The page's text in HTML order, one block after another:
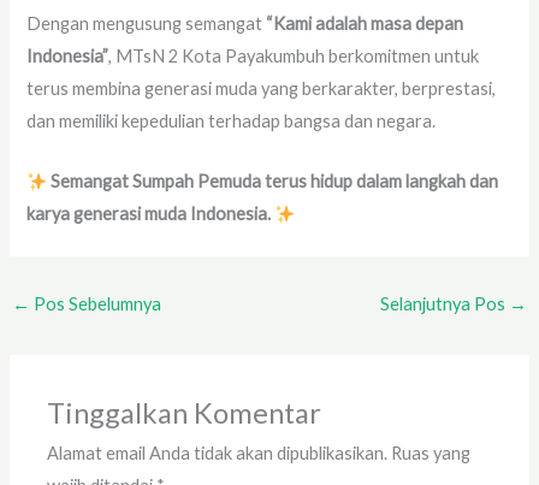
Dengan mengusung semangat “Kami adalah masa depan
Indonesia”, MTsN 2 Kota Payakumbuh berkomitmen untuk
terus membina generasi muda yang berkarakter, berprestasi,
dan memiliki kepedulian terhadap bangsa dan negara.
Semangat Sumpah Pemuda terus hidup dalam langkah dan
karya generasi muda Indonesia.
← Pos Sebelumnya Selanjutnya Pos →
Tinggalkan Komentar
Alamat email Anda tidak akan dipublikasikan. Ruas yang